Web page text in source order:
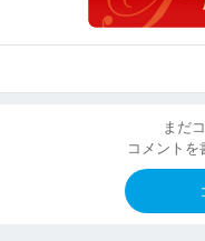
まだ
コメントを